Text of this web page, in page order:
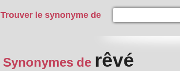
Trouver le synonyme de
Synonymes de rêvé